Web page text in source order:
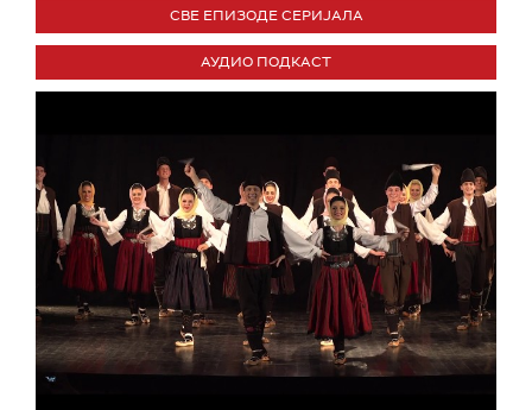
СВЕ ЕПИЗОДЕ СЕРИЈАЛА
АУДИО ПОДКАСТ